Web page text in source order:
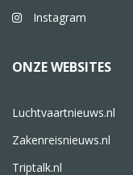
Instagram
ONZE WEBSITES
Luchtvaartnieuws.nl
Zakenreisnieuws.nl
Triptalk.nl